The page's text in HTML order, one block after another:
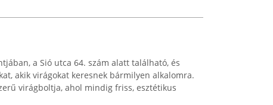
a Sió utca 64. szám alatt található, és
akik virágokat keresnek bármilyen alkalomra.
virágboltja, ahol mindig friss, esztétikus